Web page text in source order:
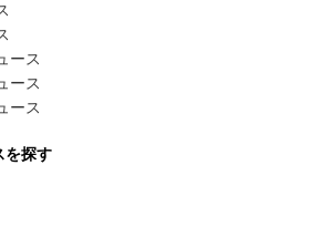
ース
ース
ース
を探す